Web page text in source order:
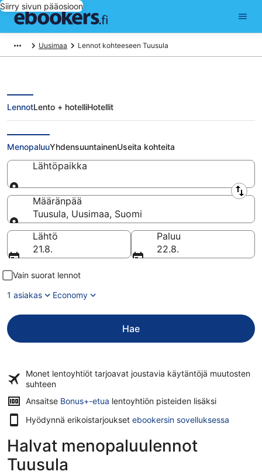
Siirry sivun pääosioon
Uusimaa Lennot kohteeseen Tuusula
Halvat lennot Tuusula
LennotLento + hotelliHotellit
MenopaluuYhdensuuntainenUseita kohteita
Lähtöpaikka
Lähtöpaikka
Määränpää
Tuusula, Uusimaa, Suomi
Määränpää
Lähtö
21.8.
Paluu
22.8.
Vain suorat lennot
1 asiakas
Economy
Hae
Monet lentoyhtiöt tarjoavat joustavia käytäntöjä muutosten
suhteen
Ansaitse Bonus+-etua lentoyhtiön pisteiden lisäksi
Hyödynnä erikoistarjoukset ebookersin sovelluksessa
Halvat menopaluulennot
Tuusula